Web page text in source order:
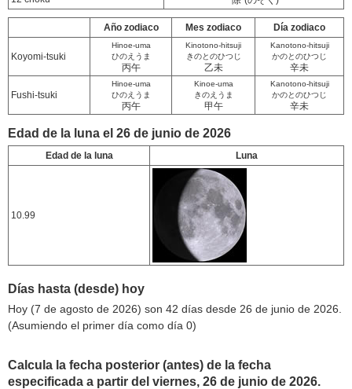
Año zodiaco Mes zodiaco Día zodiaco
Koyomi-tsuki
Hinoe-uma
ひのえうま
丙午
Kinotono-hitsuji
きのとのひつじ
乙未
Kanotono-hitsuji
かのとのひつじ
辛未
Fushi-tsuki
Hinoe-uma
ひのえうま
丙午
Kinoe-uma
きのえうま
甲午
Kanotono-hitsuji
かのとのひつじ
辛未
Edad de la luna el 26 de junio de 2026
Edad de la luna Luna
10.99
Días hasta (desde) hoy
Hoy (7 de agosto de 2026) son 42 días desde 26 de junio de 2026.
(Asumiendo el primer día como día 0)
Calcula la fecha posterior (antes) de la fecha
especificada a partir del viernes, 26 de junio de 2026.